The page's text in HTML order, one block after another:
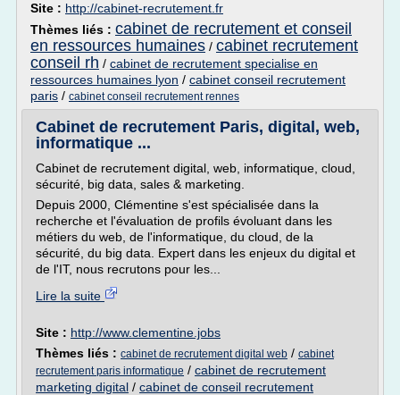
Site : http://cabinet-recrutement.fr
Thèmes liés : cabinet de recrutement et conseil
en ressources humaines / cabinet recrutement
conseil rh / cabinet de recrutement specialise en
ressources humaines lyon / cabinet conseil recrutement
paris / cabinet conseil recrutement rennes
Cabinet de recrutement Paris, digital, web,
informatique ...
Cabinet de recrutement digital, web, informatique, cloud,
sécurité, big data, sales & marketing.
Depuis 2000, Clémentine s'est spécialisée dans la
recherche et l'évaluation de profils évoluant dans les
métiers du web, de l'informatique, du cloud, de la
sécurité, du big data. Expert dans les enjeux du digital et
de l'IT, nous recrutons pour les...
Lire la suite
Site : http://www.clementine.jobs
Thèmes liés : cabinet de recrutement digital web / cabinet
recrutement paris informatique / cabinet de recrutement
marketing digital / cabinet de conseil recrutement